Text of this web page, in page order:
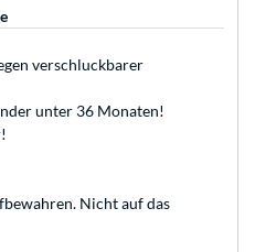
verschluckbarer
unter 36 Monaten!
Nicht auf das